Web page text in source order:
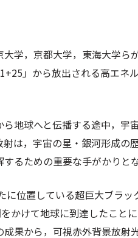
大学，京都大学，東海大学ら
」から放出される高エネ
地球へと伝播する途中，
は，宇宙の星・銀河形成
るための重要な手がかりとな
に位置している超巨大ブラ
かけて地球に到達したこと
果から，可視赤外背景放